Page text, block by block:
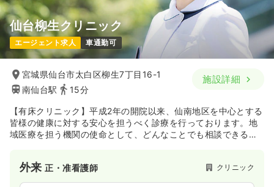
仙台柳生クリニック
エージェント求人 車通勤可
宮城県仙台市太白区柳生7丁目16-1
南仙台駅
15分
施設詳細
【有床クリニック】平成2年の開院以来、仙南地区を中心とする
皆様の健康に対する安心を担うべく診療を行っております。地
域医療を担う機関の使命として、どんなことでも相談できるこ
医療に携わる者としての良心を大切にすることをモットーに運
営を行っているクリニックです。
外来正・准看護師 クリニック